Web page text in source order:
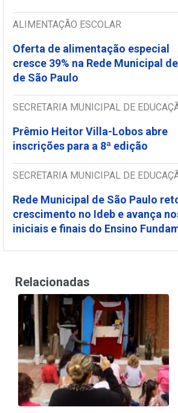
ALIMENTAÇÃO ESCOLAR
Oferta de alimentação especial
cresce 39% na Rede Municipal
de São Paulo
SECRETARIA MUNICIPAL DE
Prêmio Heitor Villa-Lobos abre
inscrições para a 8ª edição
SECRETARIA MUNICIPAL DE
Rede Municipal de São Paulo
crescimento no Ideb e avança
iniciais e finais do Ensino
Relacionadas